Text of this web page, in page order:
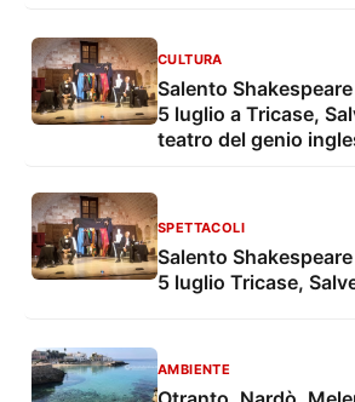
CULTURA
Salento
5 luglio a Tricase,
teatro del genio
SPETTACOLI
Salento
5 luglio Tricase,
AMBIENTE